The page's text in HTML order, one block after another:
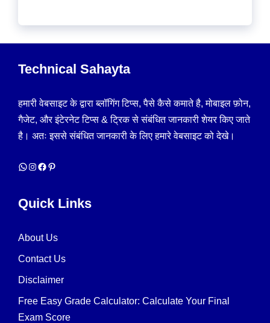
Technical Sahayta
हमारी वेबसाइट के द्वारा ब्लॉगिंग टिप्स, पैसे कैसे कमाते है, मोबाइल फ़ोन,
गैजेट, और इंटेरनेट टिप्स & ट्रिक से संबंधित जानकारी शेयर किए जाते
है। अतः इससे संबंधित जानकारी के लिए हमारे वेबसाइट को देखे।
WhatsApp
Instagram
Facebook
Pinterest
Quick Links
About Us
Contact Us
Disclaimer
Free Easy Grade Calculator: Calculate Your Final
Exam Score